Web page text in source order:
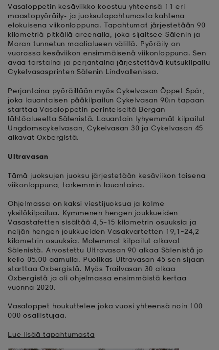
Vasaloppetin kesäviikko koostuu yhteensä 11 eri
maastopyöräily- ja juoksutapahtumasta kahtena
elokuisena viikonloppuna. Tapahtumat järjestetään 90
kilometriä pitkällä areenalla, joka sijaitsee Sälenin ja
Moran tunnetun maalialueen välillä. Pyöräily on
vuorossa kesäviikon ensimmäisenä viikonloppuna. Sen
avaa torstaina ja perjantaina järjestettävä kutsukilpailu
Cykelvasasprinten Sälenin Lindvallenissa.
Perjantaina pyöräillään myös Cykelvasan Öppet Spår,
joka lauantaisen pääkilpailun Cykelvasan 90:n tapaan
starttaa Vasaloppetin perinteiseltä Bergan
lähtöalueelta Sälenistä. Lauantain lyhyemmät kilpailut
Ungdomscykelvasan, Cykelvasan 30 ja Cykelvasan 45
alkavat Oxbergistä.
Ultravasan
Tämä juoksujen juoksu järjestetään kesäviikon toisena
viikonloppuna, tarkemmin lauantaina.
Ohjelmassa on kaksi viestijuoksua ja kolme
yksilökilpailua. Kymmenen hengen joukkueiden
Vasastafetten sisältää 4,5–15 kilometrin osuuksia ja
neljän hengen joukkueiden Vasakvartetten 19,1–24,2
kilometrin osuuksia. Molemmat kilpailut alkavat
Sälenistä. Arvostettu Ultravasan 90 alkaa Sälenistä jo
kello 05.00 aamulla. Puolikas Ultravasan 45 sen sijaan
starttaa Oxbergistä. Myös Trailvasan 30 alkaa
Oxbergistä ja oli ohjelmassa ensimmäistä kertaa
vuonna 2020.
Vasaloppet houkuttelee joka vuosi yhteensä noin 100
000 osallistujaa.
Lue lisää tapahtumasta